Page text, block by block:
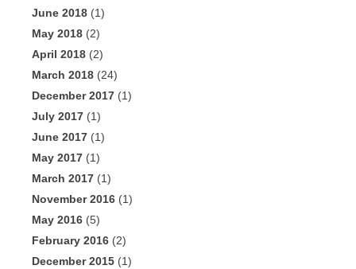
June 2018 (1)
May 2018 (2)
April 2018 (2)
March 2018 (24)
December 2017 (1)
July 2017 (1)
June 2017 (1)
May 2017 (1)
March 2017 (1)
November 2016 (1)
May 2016 (5)
February 2016 (2)
December 2015 (1)